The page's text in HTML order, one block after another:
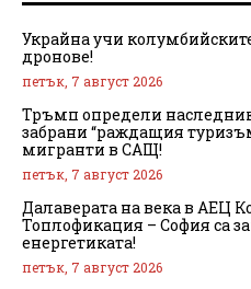
Украйна учи
дронове!
петък, 7 август 2026
Тръмп определи
забрани “раждащия
мигранти в САЩ!
петък, 7 август 2026
Далаверата на века в АЕЦ
Топлофикация – София са
енергетиката!
петък, 7 август 2026